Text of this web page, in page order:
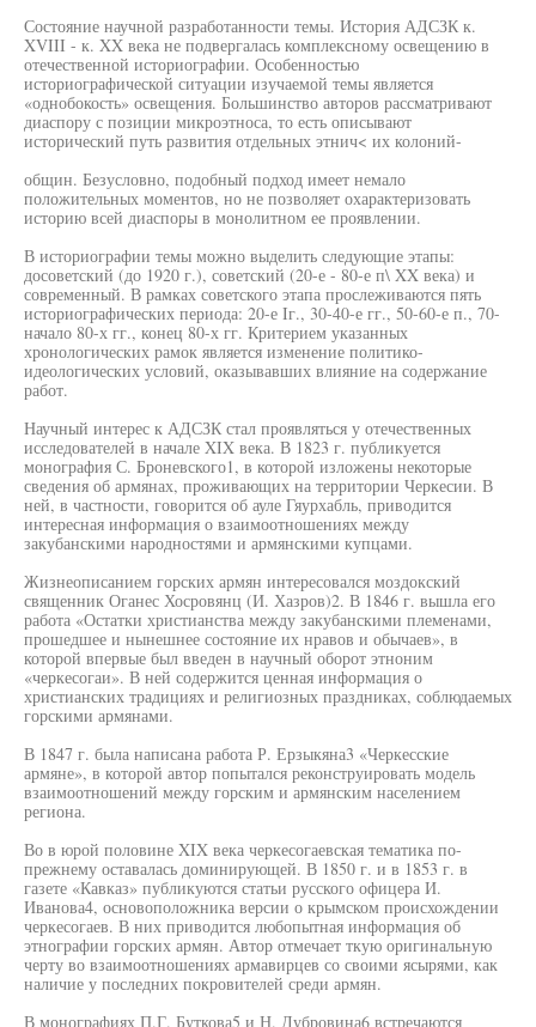
Состояние научной разработанности темы. История АДСЗК к.
XVIII - к. XX века не подвергалась комплексному освещению в
отечественной историографии. Особенностью
историографической ситуации изучаемой темы является
«однобокость» освещения. Большинство авторов рассматривают
диаспору с позиции микроэтноса, то есть описывают
исторический путь развития отдельных этнич< их колоний-
общин. Безусловно, подобный подход имеет немало
положительных моментов, но не позволяет охарактеризовать
историю всей диаспоры в монолитном ее проявлении.
В историографии темы можно выделить следующие этапы:
досоветский (до 1920 г.), советский (20-е - 80-е п\ XX века) и
современный. В рамках советского этапа прослеживаются пять
историографических периода: 20-е Iг., 30-40-е гг., 50-60-е п., 70-
начало 80-х гг., конец 80-х гг. Критерием указанных
хронологических рамок является изменение политико-
идеологических условий, оказывавших влияние на содержание
работ.
Научный интерес к АДСЗК стал проявляться у отечественных
исследователей в начале XIX века. В 1823 г. публикуется
монография С. Броневского1, в которой изложены некоторые
сведения об армянах, проживающих на территории Черкесии. В
ней, в частности, говорится об ауле Гяурхабль, приводится
интересная информация о взаимоотношениях между
закубанскими народностями и армянскими купцами.
Жизнеописанием горских армян интересовался моздокский
священник Оганес Хосровянц (И. Хазров)2. В 1846 г. вышла его
работа «Остатки христианства между закубанскими племенами,
прошедшее и нынешнее состояние их нравов и обычаев», в
которой впервые был введен в научный оборот этноним
«черкесогаи». В ней содержится ценная информация о
христианских традициях и религиозных праздниках, соблюдаемых
горскими армянами.
В 1847 г. была написана работа Р. Ерзыкяна3 «Черкесские
армяне», в которой автор попытался реконструировать модель
взаимоотношений между горским и армянским населением
региона.
Во в юрой половине XIX века черкесогаевская тематика по-
прежнему оставалась доминирующей. В 1850 г. и в 1853 г. в
газете «Кавказ» публикуются статьи русского офицера И.
Иванова4, основоположника версии о крымском происхождении
черкесогаев. В них приводится любопытная информация об
этнографии горских армян. Автор отмечает ткую оригинальную
черту во взаимоотношениях армавирцев со своими ясырями, как
наличие у последних покровителей среди армян.
В монографиях П.Г. Буткова5 и Н. Дубровина6 встречаются